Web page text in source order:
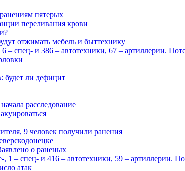
пятерых
переливания крови
отжимать мебель и быттехнику
спец- и 386 – автотехники, 67 – артиллерии.
будет ли дефицит
расследование
9 человек получили ранения
о раненых
– спец- и 416 – автотехники, 59 – артиллерии.
атак